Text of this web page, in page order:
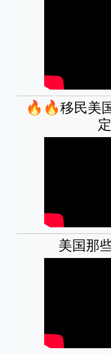
🔥🔥移民美
美国那